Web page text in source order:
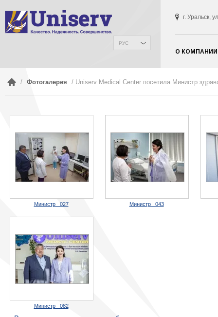
РУС
г. Уральск,
О КОМПАНИИ
/ Фотогалерея / Uniserv Medical Center посетила Министр
Министр _027 Министр _043
Министр _082